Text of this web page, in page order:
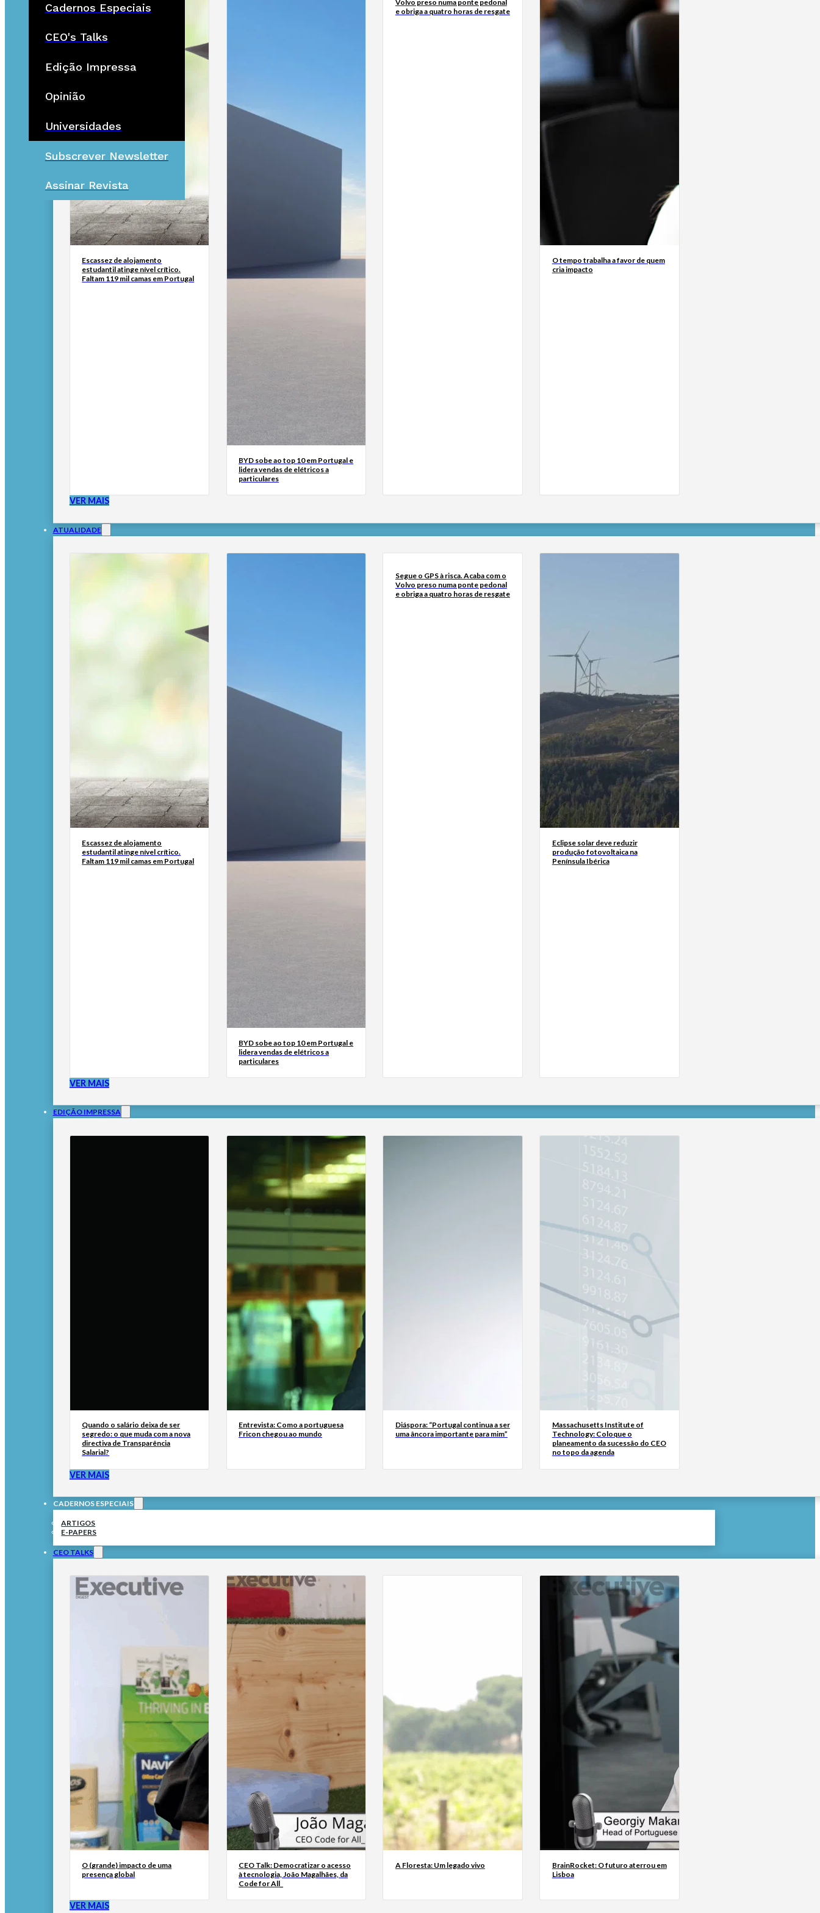
Cadernos Especiais
CEO's Talks
Edição Impressa
Opinião
Universidades
Subscrever Newsletter
Assinar Revista
Escassez de alojamento
estudantil atinge nível crítico.
Faltam 119 mil camas em Portugal
BYD sobe ao top 10 em Portugal e
lidera vendas de elétricos a
particulares
Volvo preso numa ponte pedonal
e obriga a quatro horas de resgate
O tempo trabalha a favor de quem
cria impacto
VER MAIS
ATUALIDADE
Escassez de alojamento
estudantil atinge nível crítico.
Faltam 119 mil camas em Portugal
BYD sobe ao top 10 em Portugal e
lidera vendas de elétricos a
particulares
Segue o GPS à risca. Acaba com o
Volvo preso numa ponte pedonal
e obriga a quatro horas de resgate
Eclipse solar deve reduzir
produção fotovoltaica na
Península Ibérica
VER MAIS
EDIÇÃO IMPRESSA
Quando o salário deixa de ser
segredo: o que muda com a nova
directiva de Transparência
Salarial?
Entrevista: Como a portuguesa
Fricon chegou ao mundo
Diáspora: “Portugal continua a ser
uma âncora importante para mim”
Massachusetts Institute of
Technology: Coloque o
planeamento da sucessão do CEO
no topo da agenda
VER MAIS
CADERNOS ESPECIAIS
ARTIGOS
E-PAPERS
CEO TALKS
O (grande) impacto de uma
presença global
CEO Talk: Democratizar o acesso
à tecnologia, João Magalhães, da
Code for All_
A Floresta: Um legado vivo
BrainRocket: O futuro aterrou em
Lisboa
VER MAIS